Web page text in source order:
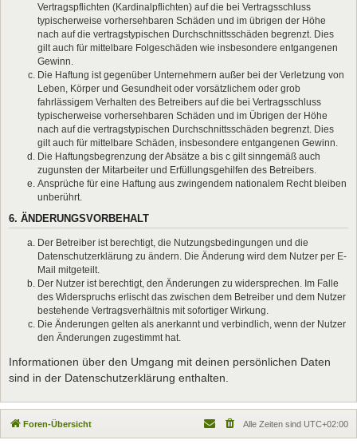
Vertragspflichten (Kardinalpflichten) auf die bei Vertragsschluss
typischerweise vorhersehbaren Schäden und im übrigen der Höhe
nach auf die vertragstypischen Durchschnittsschäden begrenzt. Dies
gilt auch für mittelbare Folgeschäden wie insbesondere entgangenen
Gewinn.
Die Haftung ist gegenüber Unternehmern außer bei der Verletzung von
Leben, Körper und Gesundheit oder vorsätzlichem oder grob
fahrlässigem Verhalten des Betreibers auf die bei Vertragsschluss
typischerweise vorhersehbaren Schäden und im Übrigen der Höhe
nach auf die vertragstypischen Durchschnittsschäden begrenzt. Dies
gilt auch für mittelbare Schäden, insbesondere entgangenen Gewinn.
Die Haftungsbegrenzung der Absätze a bis c gilt sinngemäß auch
zugunsten der Mitarbeiter und Erfüllungsgehilfen des Betreibers.
Ansprüche für eine Haftung aus zwingendem nationalem Recht bleiben
unberührt.
6. ÄNDERUNGSVORBEHALT
Der Betreiber ist berechtigt, die Nutzungsbedingungen und die
Datenschutzerklärung zu ändern. Die Änderung wird dem Nutzer per E-
Mail mitgeteilt.
Der Nutzer ist berechtigt, den Änderungen zu widersprechen. Im Falle
des Widerspruchs erlischt das zwischen dem Betreiber und dem Nutzer
bestehende Vertragsverhältnis mit sofortiger Wirkung.
Die Änderungen gelten als anerkannt und verbindlich, wenn der Nutzer
den Änderungen zugestimmt hat.
Informationen über den Umgang mit deinen persönlichen Daten
sind in der Datenschutzerklärung enthalten.
Foren-Übersicht Alle Zeiten sind UTC+02:00